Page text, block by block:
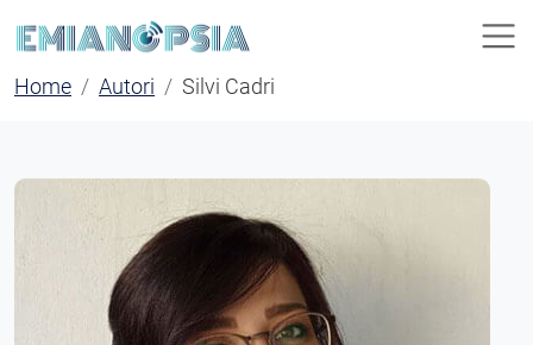
Home Autori Silvi Cadri